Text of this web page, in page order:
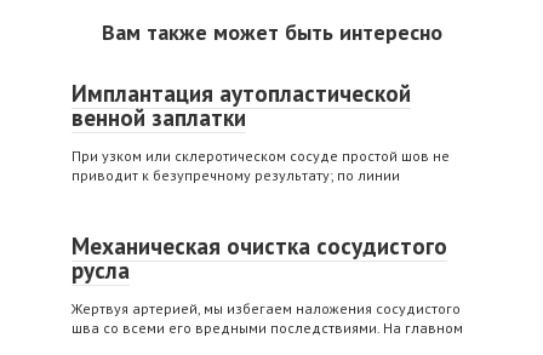
Вам также может быть интересно
Имплантация аутопластической
венной заплатки
При узком или склеротическом сосуде простой шов не
приводит к безупречному результату; по линии
Механическая очистка сосудистого
русла
Жертвуя артерией, мы избегаем наложения сосудистого
шва со всеми его вредными последствиями. На главном